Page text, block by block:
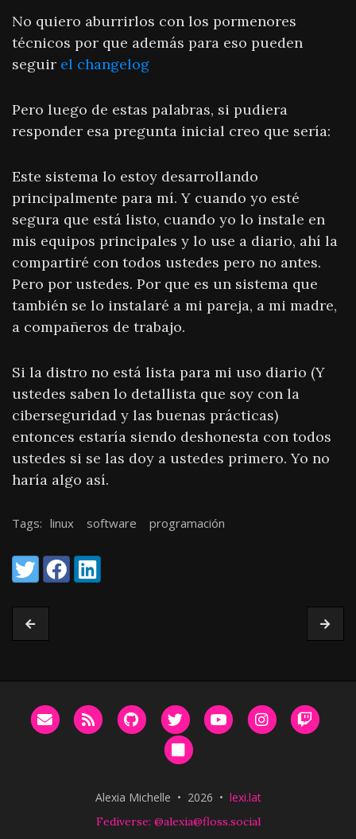
No quiero aburrirlos con los pormenores
técnicos por que además para eso pueden
seguir el changelog
Pero luego de estas palabras, si pudiera
responder esa pregunta inicial creo que sería:
Este sistema lo estoy desarrollando
principalmente para mí. Y cuando yo esté
segura que está listo, cuando yo lo instale en
mis equipos principales y lo use a diario, ahí la
compartiré con todos ustedes pero no antes.
Pero por ustedes. Por que es un sistema que
también se lo instalaré a mi pareja, a mi madre,
a compañeros de trabajo.
Si la distro no está lista para mi uso diario (Y
ustedes saben lo detallista que soy con la
ciberseguridad y las buenas prácticas)
entonces estaría siendo deshonesta con todos
ustedes si se las doy a ustedes primero. Yo no
haría algo así.
Tags: linux software programación
Share:
TwitterFacebookLinkedIn
Email me RSS GitHub Twitter YouTube Instagram
Alexia Michelle • 2026 • lexi.lat
Fediverse: @alexia@floss.social